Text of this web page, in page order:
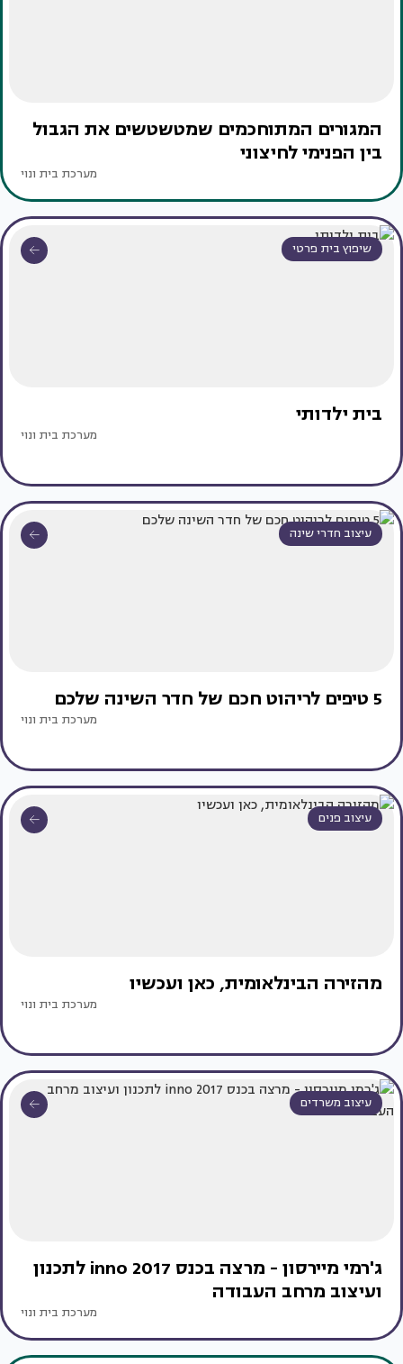
המגורים המתוחכמים שמטשטשים את הגבול
בין הפנימי לחיצוני
מערכת בית ונוי
שיפוץ בית פרטי
בית ילדותי
מערכת בית ונוי
עיצוב חדרי שינה
5 טיפים לריהוט חכם של חדר השינה שלכם
מערכת בית ונוי
עיצוב פנים
מהזירה הבינלאומית, כאן ועכשיו
מערכת בית ונוי
עיצוב משרדים
ג'רמי מיירסון - מרצה בכנס inno 2017 לתכנון
ועיצוב מרחב העבודה
מערכת בית ונוי